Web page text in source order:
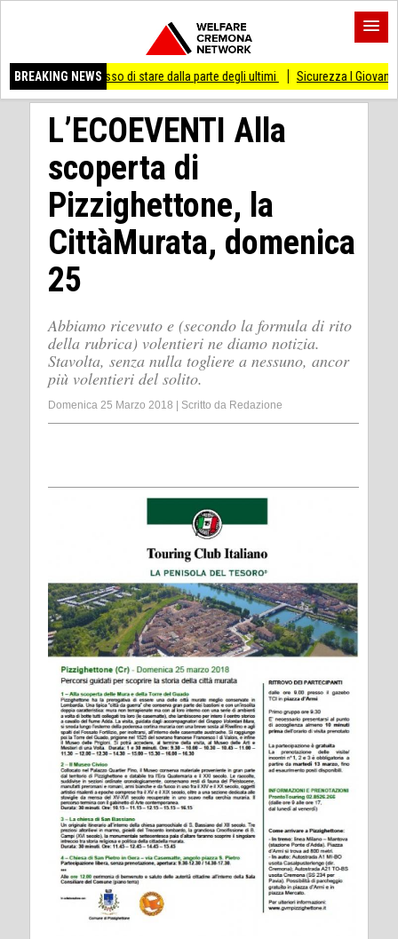
BREAKING NEWS
smesso di stare dalla parte degli ultimi Sicurezza I Giovani Democratici
L’ECOEVENTI Alla
scoperta di
Pizzighettone, la
CittàMurata, domenica
25
Abbiamo ricevuto e (secondo la formula di rito
della rubrica) volentieri ne diamo notizia.
Stavolta, senza nulla togliere a nessuno, ancor
più volentieri del solito.
Domenica 25 Marzo 2018 Scritto da Redazione